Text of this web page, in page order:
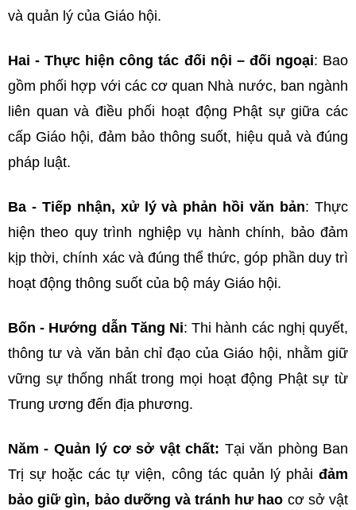
và quản lý của Giáo hội.
Hai - Thực hiện công tác đối nội – đối ngoại: Bao
gồm phối hợp với các cơ quan Nhà nước, ban ngành
liên quan và điều phối hoạt động Phật sự giữa các
cấp Giáo hội, đảm bảo thông suốt, hiệu quả và đúng
pháp luật.
Ba - Tiếp nhận, xử lý và phản hồi văn bản: Thực
hiện theo quy trình nghiệp vụ hành chính, bảo đảm
kịp thời, chính xác và đúng thể thức, góp phần duy trì
hoạt động thông suốt của bộ máy Giáo hội.
Bốn - Hướng dẫn Tăng Ni: Thi hành các nghị quyết,
thông tư và văn bản chỉ đạo của Giáo hội, nhằm giữ
vững sự thống nhất trong mọi hoạt động Phật sự từ
Trung ương đến địa phương.
Năm - Quản lý cơ sở vật chất: Tại văn phòng Ban
Trị sự hoặc các tự viện, công tác quản lý phải đảm
bảo giữ gìn, bảo dưỡng và tránh hư hao cơ sở vật